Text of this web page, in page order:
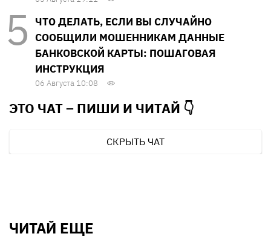
ЧТО ДЕЛАТЬ, ЕСЛИ ВЫ СЛУЧАЙНО
СООБЩИЛИ МОШЕННИКАМ ДАННЫЕ
БАНКОВСКОЙ КАРТЫ: ПОШАГОВАЯ
ИНСТРУКЦИЯ
06 Августа 10:08
ЭТО ЧАТ – ПИШИ И ЧИТАЙ 👇
СКРЫТЬ ЧАТ
ЧИТАЙ ЕЩЕ